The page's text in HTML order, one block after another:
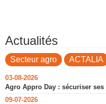
Actualités
Secteur agro ACTALIA
03-08-2026
Agro Appro Day : sécuriser
09-07-2026